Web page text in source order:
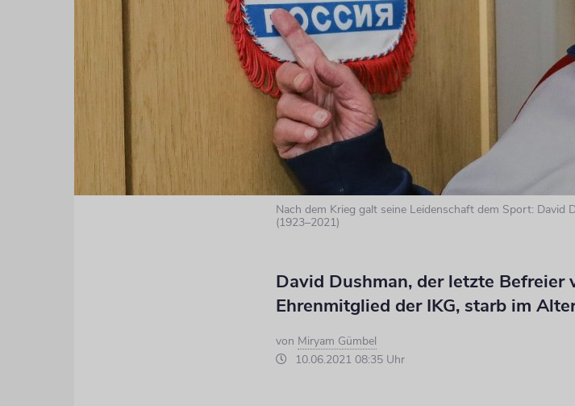
Nach dem Krieg galt seine Leidenschaft dem Sport: David
(1923–2021)
David Dushman, der letzte Befreier
Ehrenmitglied der IKG, starb im
von Miryam Gümbel
10.06.2021 08:35 Uhr